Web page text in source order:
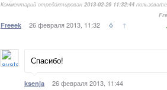
Комментарий отредактирован 2013-02-26 11:32:44
Freeek 26 февраля 2013, 11:32 ↑
Спасибо!
ksenja
26 февраля 2013, 11:44